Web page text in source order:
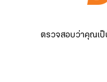
ตรวจสอบว่าคุณเป็